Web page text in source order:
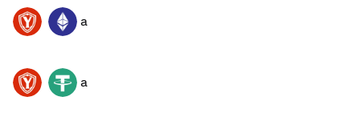
YGG ETH a
YGG USDT a